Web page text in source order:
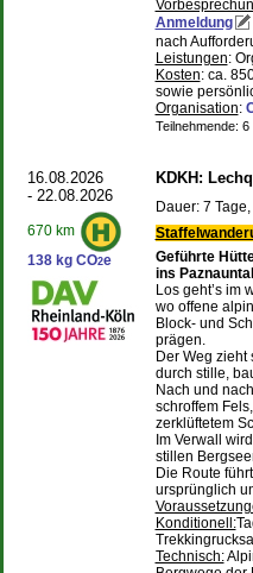
Anmeldung
nach
Leistungen:
Kosten: ca.
sowie
Organisation:
Teilnehmende:
16.08.2026
- 22.08.2026
670 km
138 kg CO2e
KDKH:
Dauer: 7
Geführte
ins Paznauntal
Los geht’s im
wo offene
Block- und
prägen.
Der Weg
durch stille,
Nach und
schroffem
zerklüftetem
Im Verwall
stillen
Die Route
ursprünglich
Konditionell:
Technisch: